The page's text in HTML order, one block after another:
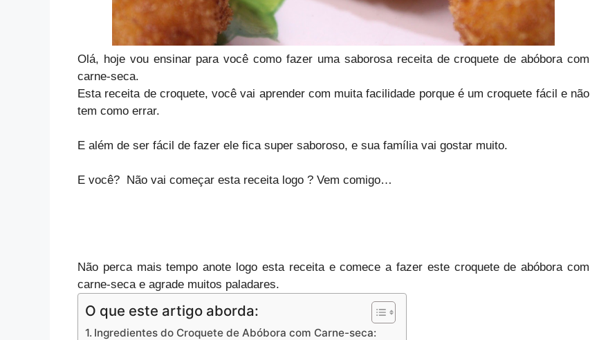
Olá, hoje vou ensinar para você como fazer uma saborosa receita de croquete de abóbora com
carne-seca.
Esta receita de croquete, você vai aprender com muita facilidade porque é um croquete fácil e não
tem como errar.
E além de ser fácil de fazer ele fica super saboroso, e sua família vai gostar muito.
E você? Não vai começar esta receita logo ? Vem comigo…
Não perca mais tempo anote logo esta receita e comece a fazer este croquete de abóbora com
carne-seca e agrade muitos paladares.
O que este artigo aborda:
Ingredientes do Croquete de Abóbora com Carne-seca: